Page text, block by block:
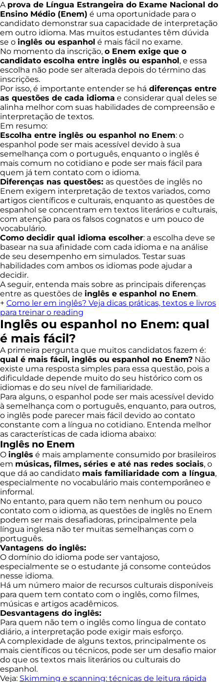
A prova de Língua Estrangeira do Exame Nacional do
Ensino Médio (Enem) é uma oportunidade para o
candidato demonstrar sua capacidade de interpretação
em outro idioma. Mas muitos estudantes têm dúvida
se o inglês ou espanhol é mais fácil no exame.
No momento da inscrição, o Enem exige que o
candidato escolha entre inglês ou espanhol, e essa
escolha não pode ser alterada depois do término das
inscrições.
Por isso, é importante entender se há diferenças entre
as questões de cada idioma e considerar qual deles se
alinha melhor com suas habilidades de compreensão e
interpretação de textos.
Em resumo:
Escolha entre inglês ou espanhol no Enem: o
espanhol pode ser mais acessível devido à sua
semelhança com o português, enquanto o inglês é
mais comum no cotidiano e pode ser mais fácil para
quem já tem contato com o idioma.
Diferenças nas questões: as questões de inglês no
Enem exigem interpretação de textos variados, como
artigos científicos e culturais, enquanto as questões de
espanhol se concentram em textos literários e culturais,
com atenção para os falsos cognatos e um pouco de
vocabulário.
Como decidir qual idioma escolher: a escolha deve se
basear na sua afinidade com cada idioma e na análise
de seu desempenho em simulados. Testar suas
habilidades com ambos os idiomas pode ajudar a
decidir.
A seguir, entenda mais sobre as principais diferenças
entre as questões de inglês e espanhol no Enem.
+ Como ler em inglês? Veja dicas práticas, textos e livros
para treinar o reading
Inglês ou espanhol no Enem: qual
é mais fácil?
A primeira pergunta que muitos candidatos fazem é:
qual é mais fácil, inglês ou espanhol no Enem? Não
existe uma resposta simples para essa questão, pois a
dificuldade depende muito do seu histórico com os
idiomas e do seu nível de familiaridade.
Para alguns, o espanhol pode ser mais acessível devido
à semelhança com o português, enquanto, para outros,
o inglês pode parecer mais fácil devido ao contato
constante com a língua no cotidiano. Entenda melhor
as características de cada idioma abaixo:
Inglês no Enem
O inglês é mais amplamente consumido por brasileiros
em músicas, filmes, séries e até nas redes sociais, o
que dá ao candidato mais familiaridade com a língua,
especialmente no vocabulário mais contemporâneo e
informal.
No entanto, para quem não tem nenhum ou pouco
contato com o idioma, as questões de inglês no Enem
podem ser mais desafiadoras, principalmente pela
língua inglesa não ter muitas semelhanças com o
português.
Vantagens do inglês:
O domínio do idioma pode ser vantajoso,
especialmente se o estudante já consome conteúdos
nesse idioma.
Há um número maior de recursos culturais disponíveis
para quem tem contato com o inglês, como filmes,
músicas e artigos acadêmicos.
Desvantagens do inglês:
Para quem não tem o inglês como língua de contato
diário, a interpretação pode exigir mais esforço.
A complexidade de alguns textos, principalmente os
mais científicos ou técnicos, pode ser um desafio maior
do que os textos mais literários ou culturais do
espanhol.
Veja: Skimming e scanning: técnicas de leitura rápida